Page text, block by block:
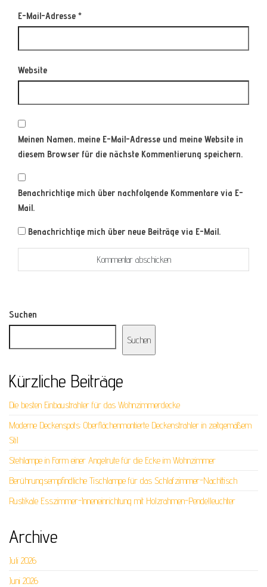
E-Mail-Adresse *
Website
Meinen Namen, meine E-Mail-Adresse und meine Website in
diesem Browser für die nächste Kommentierung speichern.
Benachrichtige mich über nachfolgende Kommentare via E-
Mail.
Benachrichtige mich über neue Beiträge via E-Mail.
Suchen
Suchen
Kürzliche Beiträge
Die besten Einbaustrahler für das Wohnzimmerdecke
Moderne Deckenspots: Oberflächenmontierte Deckenstrahler in zeitgemäßem
Stil
Stehlampe in Form einer Angelrute für die Ecke im Wohnzimmer
Berührungsempfindliche Tischlampe für das Schlafzimmer-Nachttisch
Rustikale Esszimmer-Inneneinrichtung mit Holzrahmen-Pendelleuchter
Archive
Juli 2026
Juni 2026